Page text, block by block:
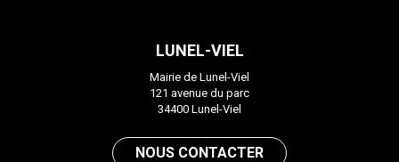
FacebookInstagram
LUNEL-VIEL
Mairie de Lunel-Viel
121 avenue du parc
34400 Lunel-Viel
NOUS CONTACTER